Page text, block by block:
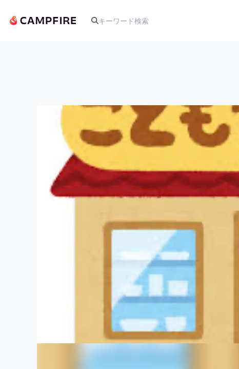
アート・写真
映像・映画
まちづくり・地域活性化